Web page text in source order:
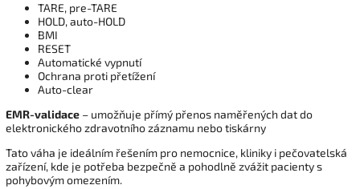
TARE, pre-TARE
HOLD, auto-HOLD
BMI
RESET
Automatické vypnutí
Ochrana proti přetížení
Auto-clear
EMR-validace – umožňuje přímý přenos naměřených dat do
elektronického zdravotního záznamu nebo tiskárny
Tato váha je ideálním řešením pro nemocnice, kliniky i pečovatelská
zařízení, kde je potřeba bezpečně a pohodlně zvážit pacienty s
pohybovým omezením.